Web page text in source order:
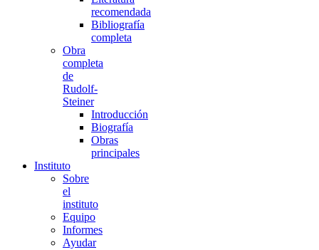
recomendada
Bibliografía
completa
Obra
completa
de
Rudolf-
Steiner
Introducción
Biografía
Obras
principales
Instituto
Sobre
el
instituto
Equipo
Informes
Ayudar